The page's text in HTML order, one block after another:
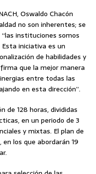
Oswaldo Chacón
no son inherentes; se
instituciones somos
iniciativa es un
de habilidades y
que la mejor manera
entre todas las
en esta dirección”.
de 128 horas, divididas
en un periodo de 3
y mixtas. El plan de
los que abordarán 19